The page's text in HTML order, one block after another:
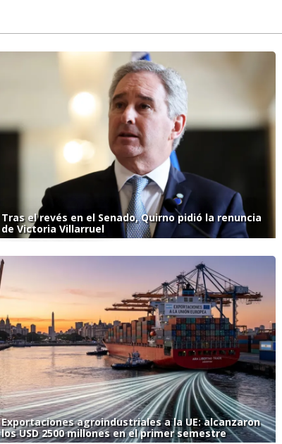
Tras el revés en el Senado, Quirno pidió la renuncia
de Victoria Villarruel
Exportaciones agroindustriales a la UE: alcanzaron
los USD 2500 millones en el primer semestre